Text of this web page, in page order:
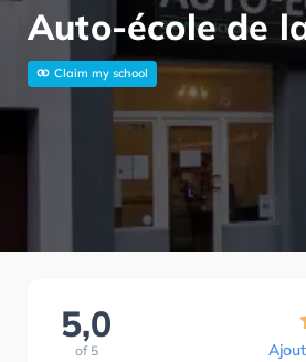
Auto-école de
Claim my school
5,0
of 5